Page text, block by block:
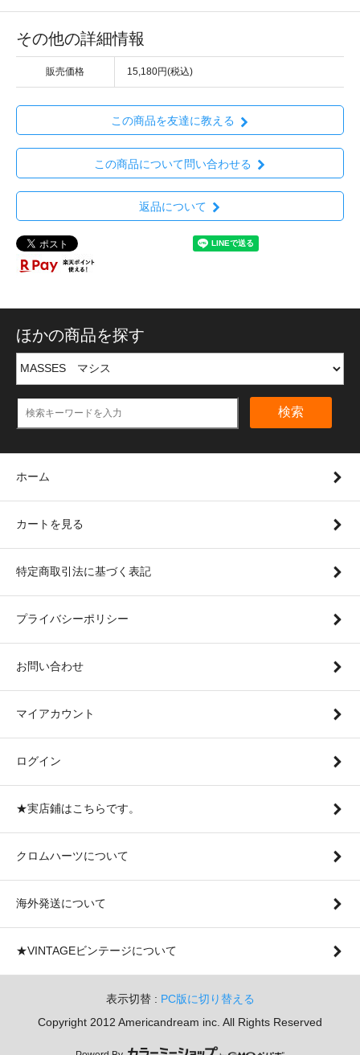
その他の詳細情報
販売価格 15,180円(税込)
この商品を友達に教える
この商品について問い合わせる
返品について
ほかの商品を探す
検索
ホーム
カートを見る
特定商取引法に基づく表記
プライバシーポリシー
お問い合わせ
マイアカウント
ログイン
★実店鋪はこちらです。
クロムハーツについて
海外発送について
★VINTAGEビンテージについて
表示切替 : PC版に切り替える
Copyright 2012 Americandream inc. All Rights Reserved